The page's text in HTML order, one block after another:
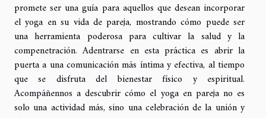
promete ser una guía para aquellos que desean incorporar
el yoga en su vida de pareja, mostrando cómo puede ser
una herramienta poderosa para cultivar la salud y la
compenetración. Adentrarse en esta práctica es abrir la
puerta a una comunicación más íntima y efectiva, al tiempo
que se disfruta del bienestar físico y espiritual.
Acompáñennos a descubrir cómo el yoga en pareja no es
solo una actividad más, sino una celebración de la unión y